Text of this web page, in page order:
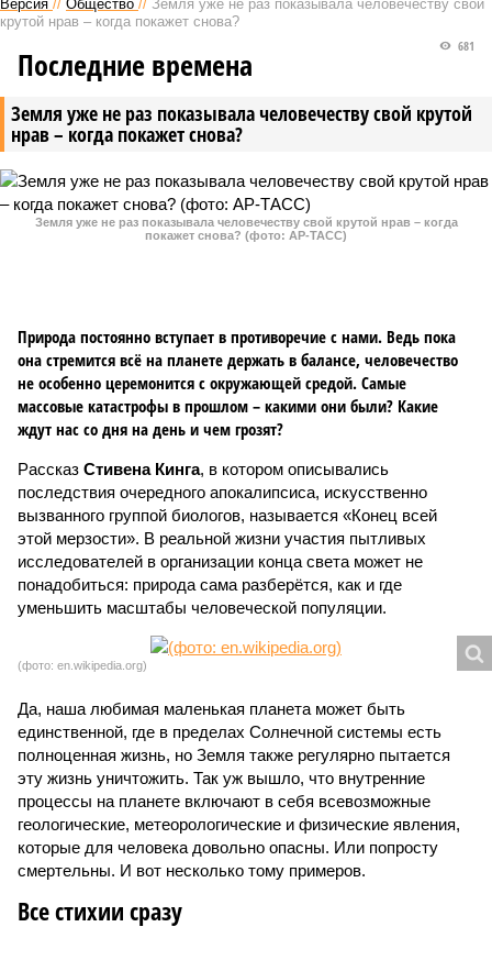
Версия // Общество // Земля уже не раз показывала человечеству свой
крутой нрав – когда покажет снова?
Земля уже не раз показывала человечеству свой крутой
нрав – когда покажет снова?
681
Последние времена
Земля уже не раз показывала человечеству свой крутой нрав – когда
покажет снова? (фото: АР-ТАСС)
Природа постоянно вступает в противоречие с нами. Ведь пока
она стремится всё на планете держать в балансе, человечество
не особенно церемонится с окружающей средой. Самые
массовые катастрофы в прошлом – какими они были? Какие
ждут нас со дня на день и чем грозят?
Рассказ Стивена Кинга, в котором описывались
последствия очередного апокалипсиса, искусственно
вызванного группой биологов, называется «Конец всей
этой мерзости». В реальной жизни участия пытливых
исследователей в организации конца света может не
понадобиться: природа сама разберётся, как и где
уменьшить масштабы человеческой популяции.
(фото: en.wikipedia.org)
Да, наша любимая маленькая планета может быть
единственной, где в пределах Солнечной системы есть
полноценная жизнь, но Земля также регулярно пытается
эту жизнь уничтожить. Так уж вышло, что внутренние
процессы на планете включают в себя всевозможные
геологические, метеорологические и физические явления,
которые для человека довольно опасны. Или попросту
смертельны. И вот несколько тому примеров.
Все стихии сразу